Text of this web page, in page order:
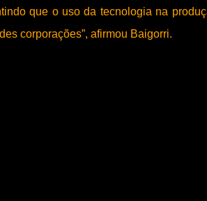
que o uso da tecnologia na
corporações”, afirmou Baigorri.